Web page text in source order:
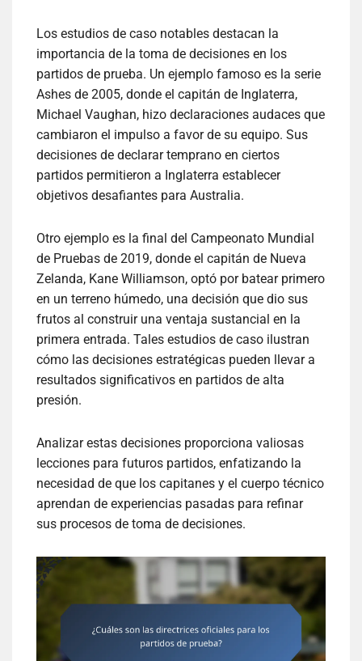
Los estudios de caso notables destacan la
importancia de la toma de decisiones en los
partidos de prueba. Un ejemplo famoso es la serie
Ashes de 2005, donde el capitán de Inglaterra,
Michael Vaughan, hizo declaraciones audaces que
cambiaron el impulso a favor de su equipo. Sus
decisiones de declarar temprano en ciertos
partidos permitieron a Inglaterra establecer
objetivos desafiantes para Australia.
Otro ejemplo es la final del Campeonato Mundial
de Pruebas de 2019, donde el capitán de Nueva
Zelanda, Kane Williamson, optó por batear primero
en un terreno húmedo, una decisión que dio sus
frutos al construir una ventaja sustancial en la
primera entrada. Tales estudios de caso ilustran
cómo las decisiones estratégicas pueden llevar a
resultados significativos en partidos de alta
presión.
Analizar estas decisiones proporciona valiosas
lecciones para futuros partidos, enfatizando la
necesidad de que los capitanes y el cuerpo técnico
aprendan de experiencias pasadas para refinar
sus procesos de toma de decisiones.